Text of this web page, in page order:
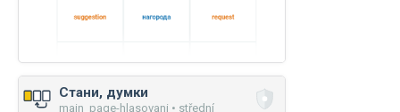
Стани, думки
main_page-hlasovani • střední